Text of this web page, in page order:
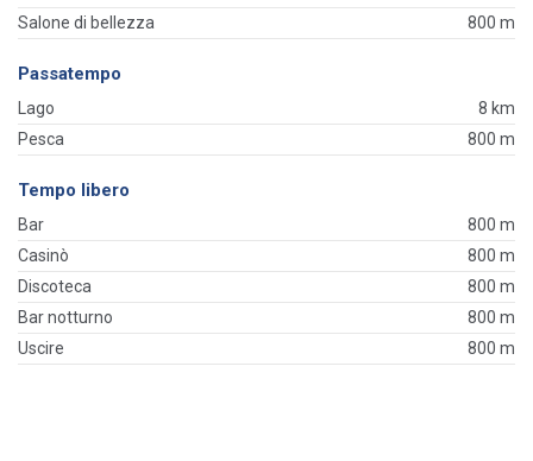
Salone di bellezza
800 m
Passatempo
Lago
8 km
Pesca
800 m
Tempo libero
Bar
800 m
Casinò
800 m
Discoteca
800 m
Bar notturno
800 m
Uscire
800 m